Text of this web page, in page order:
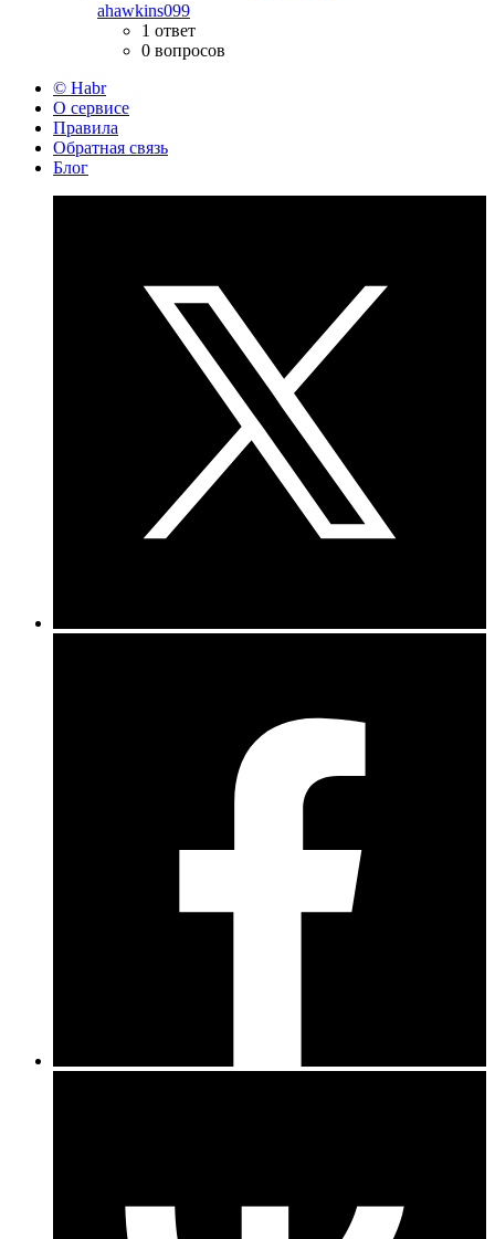
ahawkins099
1 ответ
0 вопросов
© Habr
О сервисе
Правила
Обратная связь
Блог